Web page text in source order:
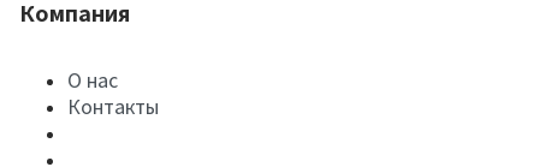
Компания
О нас
Контакты